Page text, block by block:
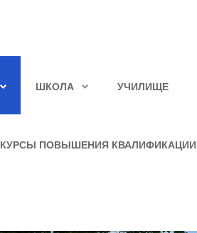
ШКОЛА УЧИЛИЩЕ
КУРСЫ ПОВЫШЕНИЯ КВАЛИФИКАЦИИ